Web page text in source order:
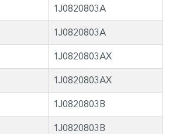
1J0820803A
1J0820803A
1J0820803AX
1J0820803AX
1J0820803B
1J0820803B